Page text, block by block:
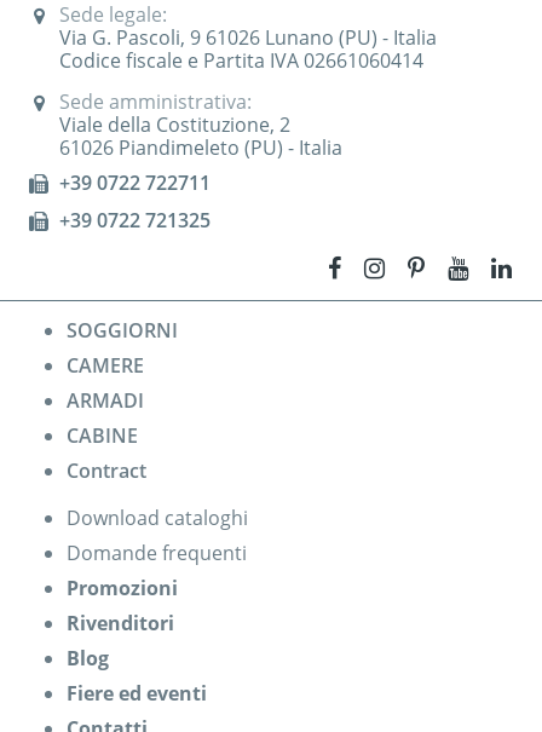
Sede legale:
Via G. Pascoli, 9 61026 Lunano (PU) - Italia
Codice fiscale e Partita IVA 02661060414
Sede amministrativa:
Viale della Costituzione, 2
61026 Piandimeleto (PU) - Italia
+39 0722 722711
+39 0722 721325
SOGGIORNI
CAMERE
ARMADI
CABINE
Contract
Download cataloghi
Domande frequenti
Promozioni
Rivenditori
Blog
Fiere ed eventi